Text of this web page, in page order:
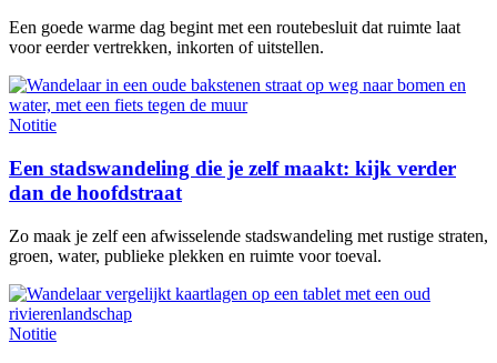
Een goede warme dag begint met een routebesluit dat ruimte laat
voor eerder vertrekken, inkorten of uitstellen.
Notitie
Een stadswandeling die je zelf maakt: kijk verder
dan de hoofdstraat
Zo maak je zelf een afwisselende stadswandeling met rustige straten,
groen, water, publieke plekken en ruimte voor toeval.
Notitie